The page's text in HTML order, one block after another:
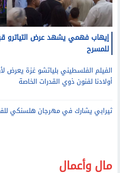
إيهاب فهمي يشهد عرض التياترو
للمسرح
الفيلم الفلسطيني بلياتشو غزة
أولادنا لفنون ذوي القدرات الخاصة
ثيرابي يشارك في مهرجان هلسنكي
مال وأعمال